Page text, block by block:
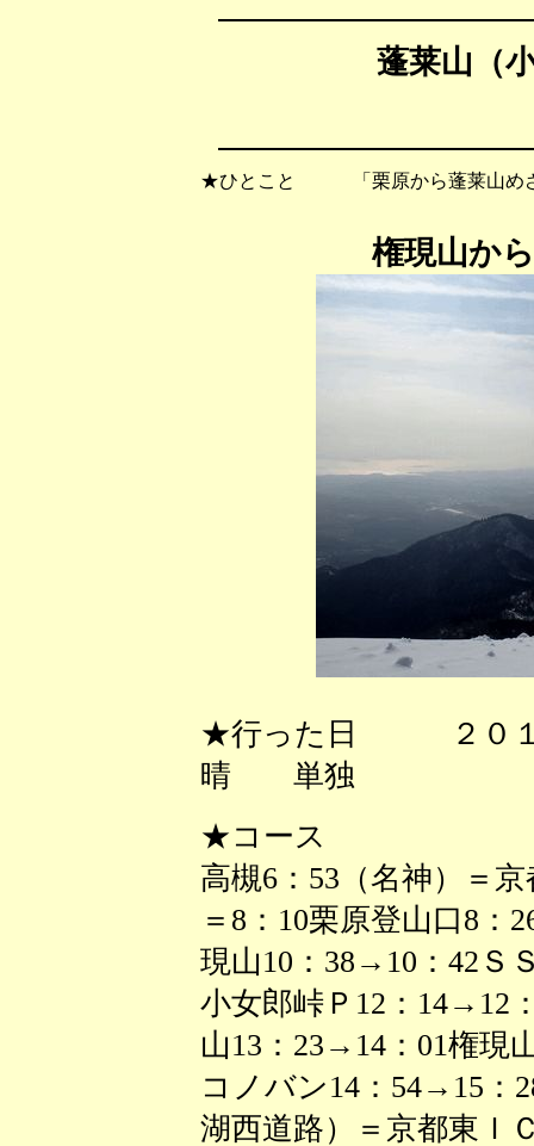
蓬莱山（
★ひとこと 「栗原から蓬莱山めざ
権現山か
★行った日 ２０１
晴 単独
★コース
高槻6：53（名神）＝
＝8：10栗原登山口8
現山10：38→10：42Ｓ
小女郎峠Ｐ12：14→12
山13：23→14：01権現
コノバン14：54→15：
湖西道路）＝京都東Ｉ